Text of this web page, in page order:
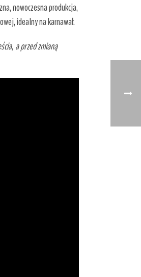
nowoczesna produkcja,
idealny na karnawał.
a przed zmianą